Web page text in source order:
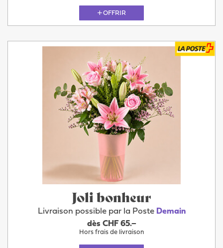
OFFRIR
Joli bonheur
Livraison possible par la Poste Demain
dès CHF 65.–
Hors frais de livraison